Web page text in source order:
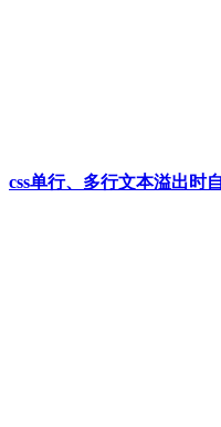
css单行、多行文本溢出时